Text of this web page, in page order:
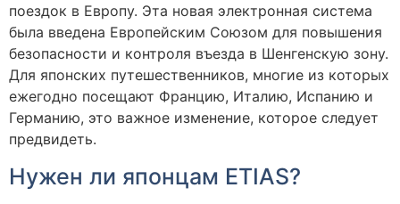
поездок в Европу. Эта новая электронная система
была введена Европейским Союзом для повышения
безопасности и контроля въезда в Шенгенскую зону.
Для японских путешественников, многие из которых
ежегодно посещают Францию, Италию, Испанию и
Германию, это важное изменение, которое следует
предвидеть.
Нужен ли японцам ETIAS?